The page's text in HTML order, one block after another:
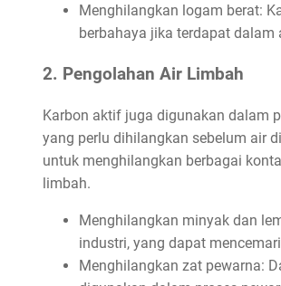
Menghilangkan logam berat:
berbahaya jika terdapat dalam
2. Pengolahan Air Limbah
Karbon aktif juga digunakan dalam
yang perlu dihilangkan sebelum air
untuk menghilangkan berbagai
limbah.
Menghilangkan minyak dan
industri, yang dapat
Menghilangkan zat pewarna: